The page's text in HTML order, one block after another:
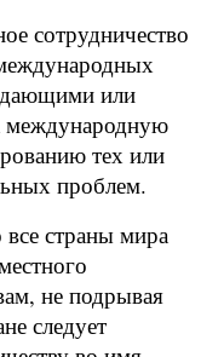
сотрудничество
или
международную
тех или
проблем.
страны мира
не подрывая
следует